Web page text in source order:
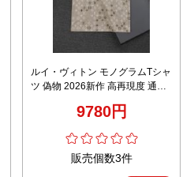
ルイ・ヴィトン モノグラムTシャ
ツ 偽物 2026新作 高再現度 通気
高品質 精密ディテール
9780円
販売個数3件